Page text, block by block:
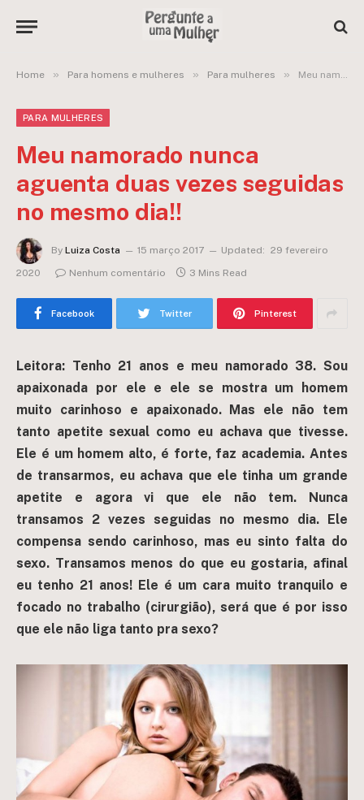
Home » Para homens e mulheres » Para mulheres » Meu namorado nunca aguenta duas vezes seguidas no mesmo dia!!
PARA MULHERES
Meu namorado nunca
aguenta duas vezes seguidas
no mesmo dia!!
By Luiza Costa 15 março 2017 Updated: 29 fevereiro
2020
Nenhum comentário 3 Mins Read
Facebook Twitter Pinterest
Leitora: Tenho 21 anos e meu namorado 38. Sou
apaixonada por ele e ele se mostra um homem
muito carinhoso e apaixonado. Mas ele não tem
tanto apetite sexual como eu achava que tivesse.
Ele é um homem alto, é forte, faz academia. Antes
de transarmos, eu achava que ele tinha um grande
apetite e agora vi que ele não tem. Nunca
transamos 2 vezes seguidas no mesmo dia. Ele
compensa sendo carinhoso, mas eu sinto falta do
sexo. Transamos menos do que eu gostaria, afinal
eu tenho 21 anos! Ele é um cara muito tranquilo e
focado no trabalho (cirurgião), será que é por isso
que ele não liga tanto pra sexo?